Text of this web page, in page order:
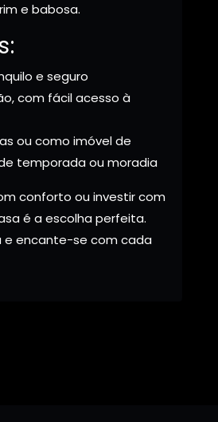
e babosa.
e seguro
com fácil acesso à
ou como imóvel de
temporada ou moradia
conforto ou investir com
é a escolha perfeita.
e encante-se com cada